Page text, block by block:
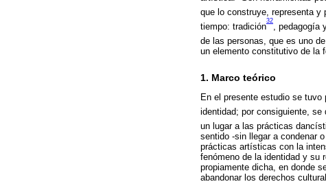
que lo construye, representa y
tiempo: tradición
32
, pedagogía
de las personas, que es uno
un elemento constitutivo de la
1. Marco teórico
En el presente estudio se
identidad; por consiguiente,
un lugar a las prácticas
sentido -sin llegar a condenar
prácticas artísticas con la
fenómeno de la identidad y su
propiamente dicha, en donde
abandonar los derechos